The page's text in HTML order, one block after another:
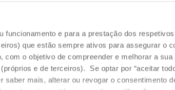
e para a prestação dos
que estão sempre ativos para assegurar o
o objetivo de compreender e melhorar a sua
e de terceiros). Se optar por “aceitar
mais, alterar ou revogar o consentimento
Algodão cultivado de
colocar no mercado
seguindo todas as
ponto de vista
Toda a cadeia de
as mesmas medidas
Encontre uma loja